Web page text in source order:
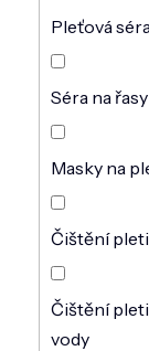
Pleťová séra
Séra na
Masky na
Čištění
Čištění
vody